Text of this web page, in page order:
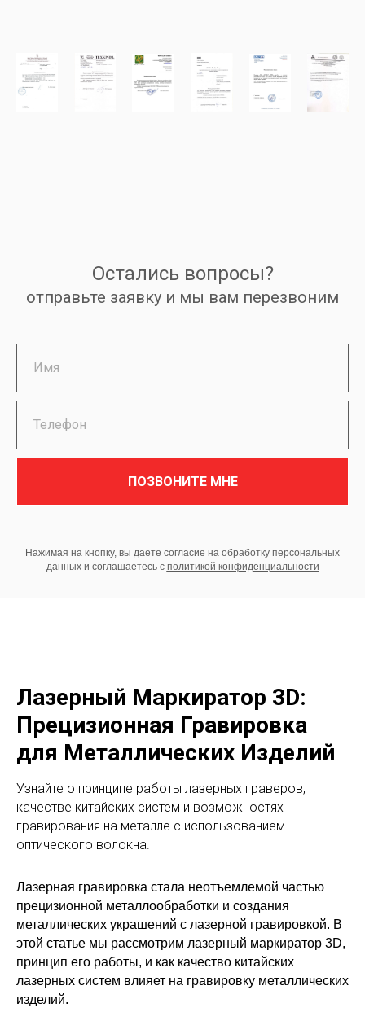
Остались вопросы?
отправьте заявку и мы вам перезвоним
ПОЗВОНИТЕ МНЕ
Нажимая на кнопку, вы даете согласие на обработку персональных
данных и соглашаетесь c политикой конфиденциальности
Лазерный Маркиратор 3D:
Прецизионная Гравировка
для Металлических Изделий
Узнайте о принципе работы лазерных граверов,
качестве китайских систем и возможностях
гравирования на металле с использованием
оптического волокна.
Лазерная гравировка стала неотъемлемой частью
прецизионной металлообработки и создания
металлических украшений с лазерной гравировкой. В
этой статье мы рассмотрим лазерный маркиратор 3D,
принцип его работы, и как качество китайских
лазерных систем влияет на гравировку металлических
изделий.